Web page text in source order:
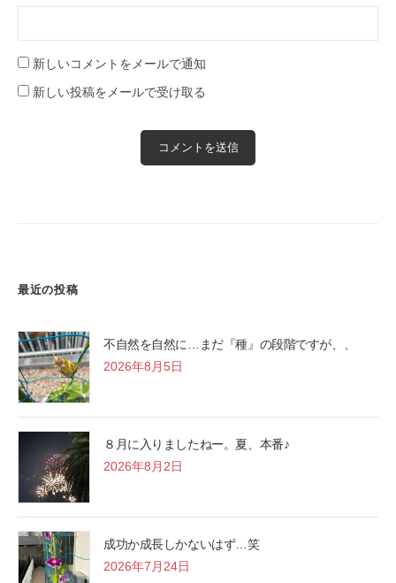
新しいコメントをメールで通知
新しい投稿をメールで受け取る
最近の投稿
不自然を自然に…まだ『種』の段階ですが、、
2026年8月5日
８月に入りましたねー。夏、本番♪
2026年8月2日
成功か成長しかないはず…笑
2026年7月24日